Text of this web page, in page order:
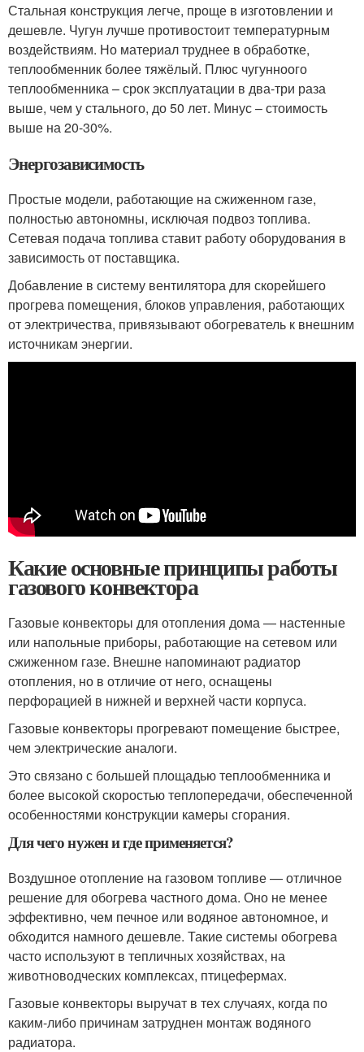
Стальная конструкция легче, проще в изготовлении и
дешевле. Чугун лучше противостоит температурным
воздействиям. Но материал труднее в обработке,
теплообменник более тяжёлый. Плюс чугунноого
теплообменника – срок эксплуатации в два-три раза
выше, чем у стального, до 50 лет. Минус – стоимость
выше на 20-30%.
Энергозависимость
Простые модели, работающие на сжиженном газе,
полностью автономны, исключая подвоз топлива.
Сетевая подача топлива ставит работу оборудования в
зависимость от поставщика.
Добавление в систему вентилятора для скорейшего
прогрева помещения, блоков управления, работающих
от электричества, привязывают обогреватель к внешним
источникам энергии.
Какие основные принципы работы
газового конвектора
Газовые конвекторы для отопления дома — настенные
или напольные приборы, работающие на сетевом или
сжиженном газе. Внешне напоминают радиатор
отопления, но в отличие от него, оснащены
перфорацией в нижней и верхней части корпуса.
Газовые конвекторы прогревают помещение быстрее,
чем электрические аналоги.
Это связано с большей площадью теплообменника и
более высокой скоростью теплопередачи, обеспеченной
особенностями конструкции камеры сгорания.
Для чего нужен и где применяется?
Воздушное отопление на газовом топливе — отличное
решение для обогрева частного дома. Оно не менее
эффективно, чем печное или водяное автономное, и
обходится намного дешевле. Такие системы обогрева
часто используют в тепличных хозяйствах, на
животноводческих комплексах, птицефермах.
Газовые конвекторы выручат в тех случаях, когда по
каким-либо причинам затруднен монтаж водяного
радиатора.